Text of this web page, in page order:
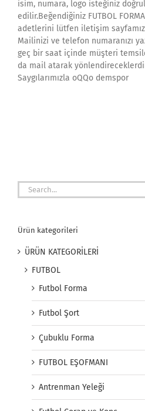
isim, numara, logo isteğiniz
edilir.Beğendiğiniz FUTBOL
adetlerini lütfen iletişim
Mailinizi ve telefon numaranızı
geç bir saat içinde müşteri
da mail atarak
Saygılarımızla oQQo demspor
Search
for:
Ürün kategorileri
ÜRÜN KATEGORİLERİ
FUTBOL
Futbol Forma
Futbol Şort
Çubuklu Forma
FUTBOL EŞOFMANI
Antrenman Yeleği